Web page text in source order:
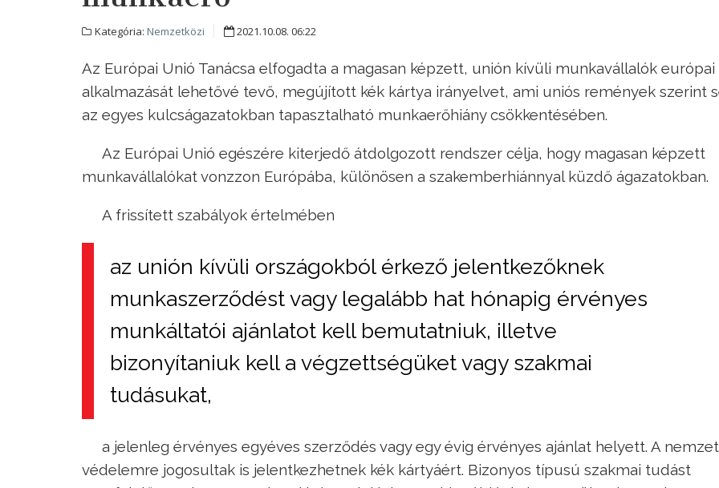
Kategória: Nemzetközi 2021.10.08. 06:22
Az Európai Unió Tanácsa elfogadta a magasan képzett, unión kívüli munkavállalók európai
alkalmazását lehetővé tevő, megújított kék kártya irányelvet, ami uniós remények szerint
az egyes kulcságazatokban tapasztalható munkaerőhiány csökkentésében.
Az Európai Unió egészére kiterjedő átdolgozott rendszer célja, hogy magasan képzett
munkavállalókat vonzzon Európába, különösen a szakemberhiánnyal küzdő ágazatokban.
A frissített szabályok értelmében
az unión kívüli országokból érkező jelentkezőknek
munkaszerződést vagy legalább hat hónapig érvényes
munkáltatói ajánlatot kell bemutatniuk, illetve
bizonyítaniuk kell a végzettségüket vagy szakmai
tudásukat,
a jelenleg érvényes egyéves szerződés vagy egy évig érvényes ajánlat helyett. A
védelemre jogosultak is jelentkezhetnek kék kártyáért. Bizonyos típusú szakmai tudást